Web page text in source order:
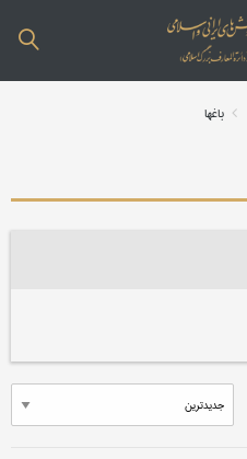
باغها